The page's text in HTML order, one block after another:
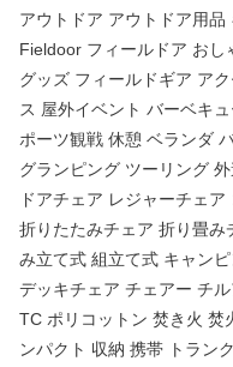
アウトドア アウトドア用
Fieldoor フィールドア おし
グッズ フィールドギア ア
ス 屋外イベント バーベキ
ポーツ観戦 休憩 ベランダ
グランピング ツーリング
ドアチェア レジャーチェ
折りたたみチェア 折り畳み
み立て式 組立て式 キャン
デッキチェア チェアー チ
TC ポリコットン 焚き火 焚
ンパクト 収納 携帯 トラン